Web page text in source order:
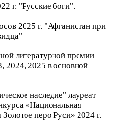
г. "Русские боги".
2025 г. "Афганистан при
литературной премии
2024, 2025 в основной
наследие" лауреат
«Национальная
перо Руси» 2024 г.